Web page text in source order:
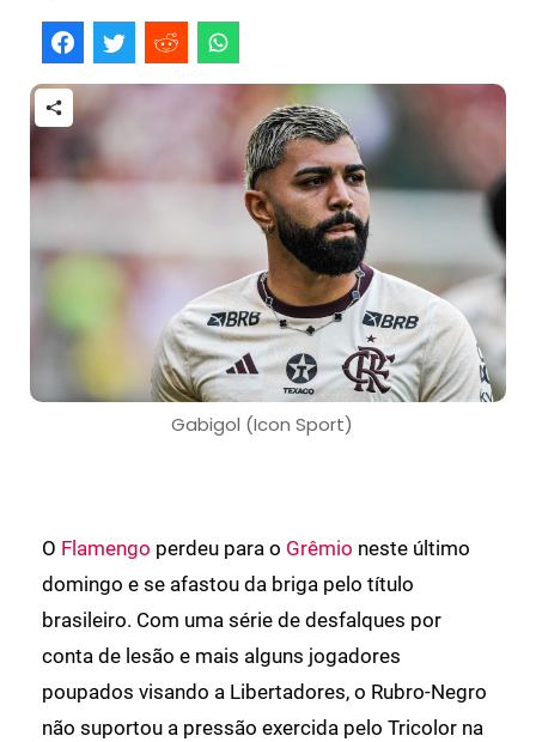
Gabigol (Icon Sport)
O Flamengo perdeu para o Grêmio neste último
domingo e se afastou da briga pelo título
brasileiro. Com uma série de desfalques por
conta de lesão e mais alguns jogadores
poupados visando a Libertadores, o Rubro-Negro
não suportou a pressão exercida pelo Tricolor na